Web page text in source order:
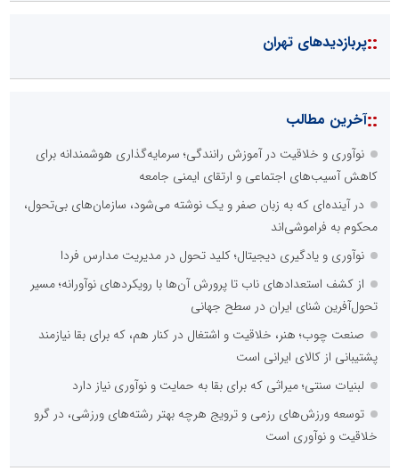
::پربازدیدهای تهران
::آخرین مطالب
نوآوری و خلاقیت در آموزش رانندگی؛ سرمایه‌گذاری هوشمندانه برای
کاهش آسیب‌های اجتماعی و ارتقای ایمنی جامعه
در آینده‌ای که به زبان صفر و یک نوشته می‌شود، سازمان‌های بی‌تحول،
محکوم به فراموشی‌اند
نوآوری و یادگیری دیجیتال؛ کلید تحول در مدیریت مدارس فردا
از کشف استعدادهای ناب تا پرورش آن‌ها با رویکردهای نوآورانه؛ مسیر
تحول‌آفرین شنای ایران در سطح جهانی
صنعت چوب؛ هنر، خلاقیت و اشتغال در کنار هم، که برای بقا نیازمند
پشتیبانی از کالای ایرانی است
لبنیات سنتی؛ میراثی که برای بقا به حمایت و نوآوری نیاز دارد
توسعه ورزش‌های رزمی و ترویج هرچه بهتر رشته‌های ورزشی، در گرو
خلاقیت و نوآوری است